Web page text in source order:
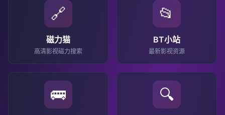
🔗
磁力猫
高清影视磁力搜索
📂
BT小站
最新影视资源
🚌 🔍